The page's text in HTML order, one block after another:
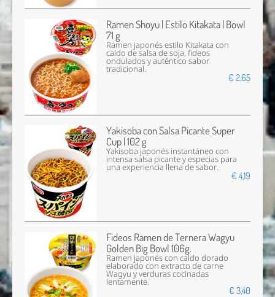
Ramen Shoyu | Estilo Kitakata | Bowl
71 g
Ramen japonés estilo Kitakata con
caldo de salsa de soja, fideos
ondulados y auténtico sabor
tradicional.
€ 2,65
Yakisoba con Salsa Picante Super
Cup | 102 g
Yakisoba japonés instantáneo con
intensa salsa picante y especias para
una experiencia llena de sabor.
€ 4,19
Fideos Ramen de Ternera Wagyu
Golden Big Bowl 106g.
Ramen japonés con caldo dorado
elaborado con extracto de carne
Wagyu y verduras cocinadas
lentamente.
€ 3,40